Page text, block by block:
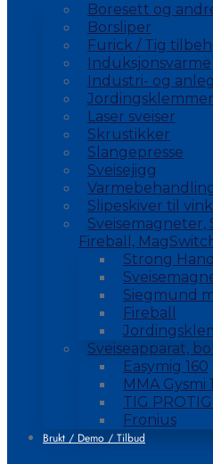
Boresett og
Borsliper
Furick / Tig
Induksjonsvarme
Industri- og
Jordingsklemmer
Laser sveiser
Skrustikker
Slangepresse
Sveisejigg
Slipeskiver til
Sveisemagneter,
Fireball,
Strong
Siegmund
Fireball
Sveiseapparat,
Easymig 160
MMA Gysmi
TIG
Fronius
Brukt / Demo / Tilbud